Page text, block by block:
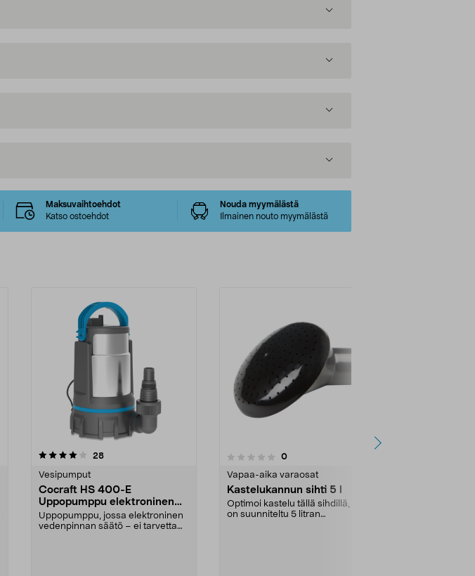
Maksuvaihtoehdot
Katso ostoehdot
Nouda myymälästä
Ilmainen nouto myymälästä
28arvostelut
Vesipumput
Cocraft HS 400-E
Uppopumppu elektroninen
pintakytkin
Uppopumppu, jossa elektroninen
vedenpinnan säätö – ei tarvetta
0.0 viidestä
0arvostelut
Vapaa-aika varaosat
Kastelukannun sihti 5 l
Optimoi kastelu tällä sihdillä, joka
on suunniteltu 5 litran
0.0 viidestä